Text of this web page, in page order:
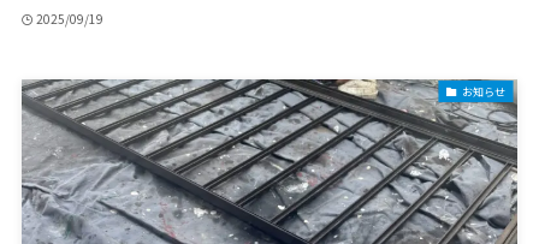
2025/09/19
お知らせ